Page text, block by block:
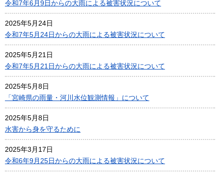
令和7年6月9日からの大雨による被害状況について
2025年5月24日
令和7年5月24日からの大雨による被害状況について
2025年5月21日
令和7年5月21日からの大雨による被害状況について
2025年5月8日
「宮崎県の雨量・河川水位観測情報」について
2025年5月8日
水害から身を守るために
2025年3月17日
令和6年9月25日からの大雨による被害状況について